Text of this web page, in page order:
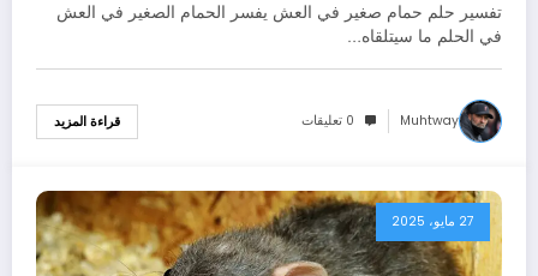
تفسير حلم حمام صغير في العش يفسر الحمام الصغير في العش
في الحلم ما سيتلقاه…
Muhtway 0 تعليقات قراءة المزيد
27 مايو، 2025